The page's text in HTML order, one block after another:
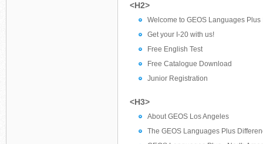
<H2>
Welcome to GEOS Languages Plus
Get your I-20 with us!
Free English Test
Free Catalogue Download
Junior Registration
<H3>
About GEOS Los Angeles
The GEOS Languages Plus